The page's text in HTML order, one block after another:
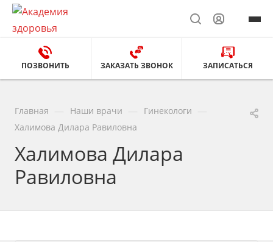
ПОЗВОНИТЬ ЗАКАЗАТЬ ЗВОНОК ЗАПИСАТЬСЯ
Главная Наши врачи Гинекологи
Халимова Дилара Равиловна
Халимова Дилара
Равиловна